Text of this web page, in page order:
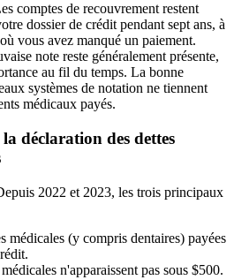
comptes de recouvrement restent
dossier de crédit pendant sept ans, à
vous avez manqué un paiement.
note reste généralement présente,
au fil du temps. La bonne
systèmes de notation ne tiennent
médicaux payés.
déclaration des dettes
2022 et 2023, les trois principaux
médicales (y compris dentaires) payées
n'apparaissent pas sous $500.